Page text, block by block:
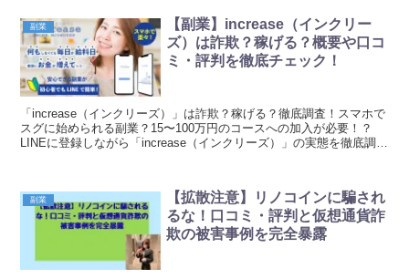
副業
【副業】increase（インクリー
ズ）は詐欺？稼げる？概要や口コ
ミ・評判を徹底チェック！
「increase（インクリーズ）」は詐欺？稼げる？徹底調査！スマホで
スグに始められる副業？15〜100万円のコースへの加入が必要！？
LINEに登録しながら「increase（インクリーズ）」の実態を徹底調
副業
【拡散注意】リノコインに騙され
るな！口コミ・評判と仮想通貨詐
欺の被害事例を完全暴露